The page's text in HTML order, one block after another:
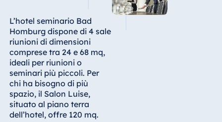
Hotel Wiesbaden
Hotel Würzburg
Egitto
Jolie Ville Resort
& Casino Sharm
El Sheikh
L’hotel seminario Bad
Homburg dispone di 4 sale
riunioni di dimensioni
comprese tra 24 e 68 mq,
ideali per riunioni o
seminari più piccoli. Per
chi ha bisogno di più
spazio, il Salon Luise,
situato al piano terra
dell’hotel, offre 120 mq.